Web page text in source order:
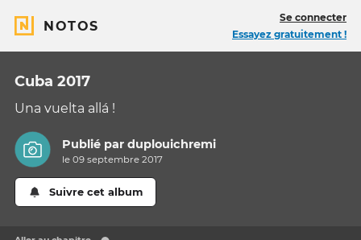
NOTOS
Se connecter
Essayez gratuitement !
Cuba 2017
Una vuelta allá !
Publié parduplouichremi
le 09 septembre 2017
Suivre cet album